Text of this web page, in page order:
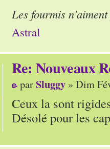
Les fourmis
Astral
Re: Nouveaux
parSluggy » Dim
Ceux la sont
Désolé pour les